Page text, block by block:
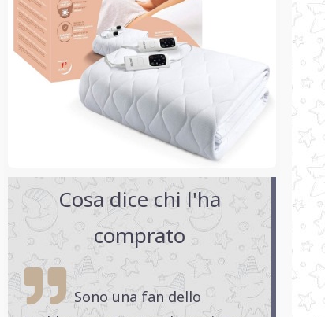
Cosa dice chi l'ha
comprato
Sono una fan dello